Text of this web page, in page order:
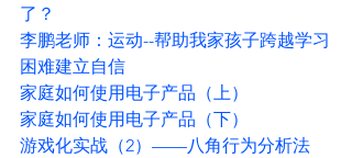
了？
李鹏老师：运动--帮助我家孩子跨越学习
困难建立自信
家庭如何使用电子产品（上）
家庭如何使用电子产品（下）
游戏化实战（2）——八角行为分析法